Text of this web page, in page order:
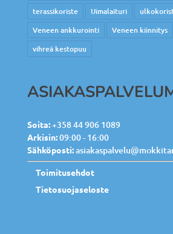
terassikoriste
Uimalaituri
Veneen ankkurointi
Veneen kiinnitys
vihreä kestopuu
Soita:+358 44 906 1089
Arkisin:09:00 - 16:00
Sähköposti:
Toimitusehdot
Tietosuojaseloste